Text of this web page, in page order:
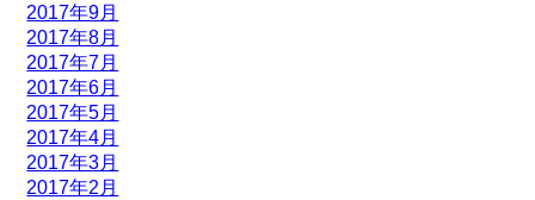
2017年9月
2017年8月
2017年7月
2017年6月
2017年5月
2017年4月
2017年3月
2017年2月